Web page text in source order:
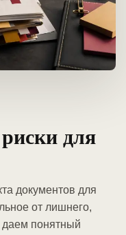
для
документов для
от лишнего,
понятный